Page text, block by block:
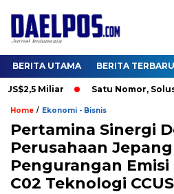
BERITA UTAMA BERITA TERBARU
Miliar Satu Nomor, Solusi
Home / Ekonomi - Bisnis
Pertamina Sinergi
Perusahaan
Pengurangan
C02 Teknologi CCUS